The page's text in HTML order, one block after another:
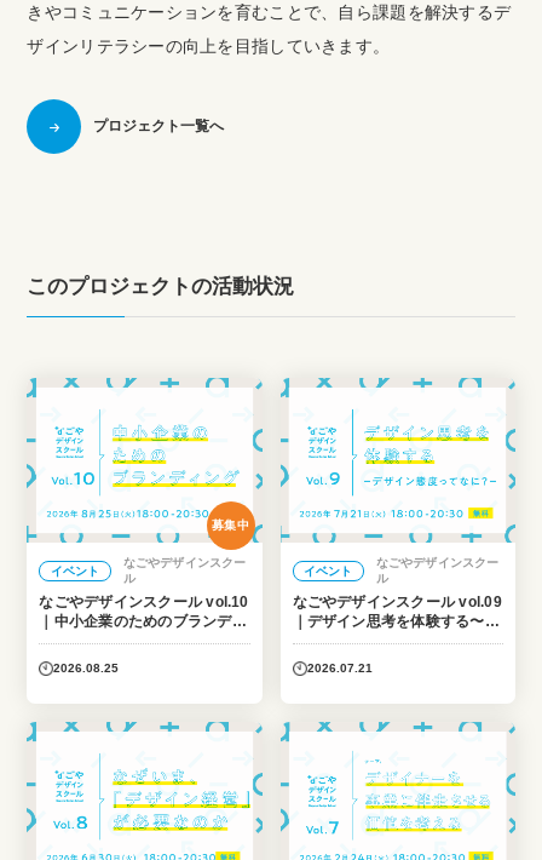
きやコミュニケーションを育むことで、自ら課題を解決するデ
ザインリテラシーの向上を目指していきます。
プロジェクト一覧へ
このプロジェクトの活動状況
募集中
イベント
なごやデザインスクー
ル
なごやデザインスクール vol.10
｜中小企業のためのブランディ
ング
2026.08.25
イベント
なごやデザインスクー
ル
なごやデザインスクール vol.09
｜デザイン思考を体験する〜デ
ザイン態度ってなに？〜
2026.07.21